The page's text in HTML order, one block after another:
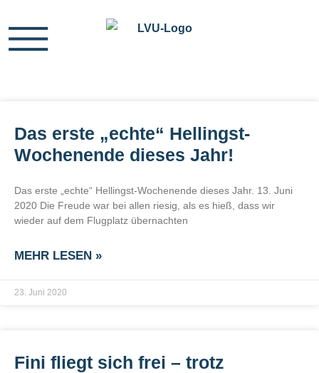
Das erste „echte“ Hellingst-
Wochenende dieses Jahr!
Das erste „echte“ Hellingst-Wochenende dieses Jahr. 13. Juni
2020 Die Freude war bei allen riesig, als es hieß, dass wir
wieder auf dem Flugplatz übernachten
MEHR LESEN »
23. Juni 2020
Fini fliegt sich frei – trotz